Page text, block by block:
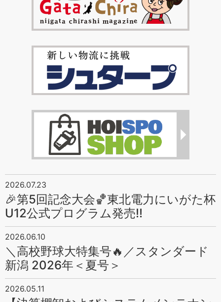
2026.07.23
🎉第5回記念大会🏀東北電力にいがた杯
U12公式プログラム発売‼
2026.06.10
＼高校野球大特集号🔥／スタンダード
新潟 2026年＜夏号＞
2026.05.11